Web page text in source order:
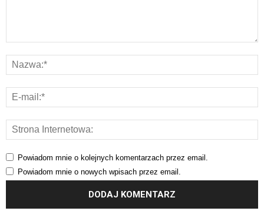
Powiadom mnie o kolejnych komentarzach przez email.
Powiadom mnie o nowych wpisach przez email.